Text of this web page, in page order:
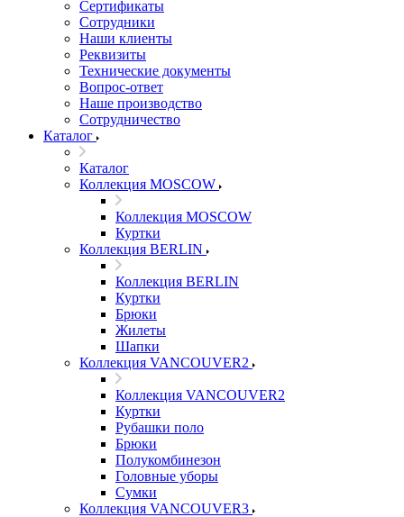
Сертификаты
Сотрудники
Наши клиенты
Реквизиты
Технические документы
Вопрос-ответ
Наше производство
Сотрудничество
Каталог
Каталог
Коллекция MOSCOW
Коллекция MOSCOW
Куртки
Коллекция BERLIN
Коллекция BERLIN
Куртки
Брюки
Жилеты
Шапки
Коллекция VANCOUVER2
Коллекция VANCOUVER2
Куртки
Рубашки поло
Брюки
Полукомбинезон
Головные уборы
Сумки
Коллекция VANCOUVER3